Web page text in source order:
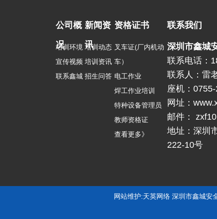
公司概
况
培训环境
宣传视频
联系鑫城
新闻资
讯
培训动态
培训资讯
招生问答
资格证书
叉车证(厂内机动
车）
电工作业
焊工作业培训
特种设备管理员
教师资格证
查看更多》
联系我们
深圳市鑫城
联系电话：
联系人：雷
座机：
网址：
邮件：
地址：深圳
222-10号
网站维护:天英网络 深圳市鑫城安